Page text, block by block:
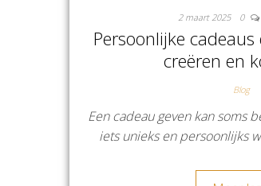
2 maart 2025 0
Persoonlijke
creëren en
Blog
Een cadeau geven kan soms
iets unieks en persoonlijks